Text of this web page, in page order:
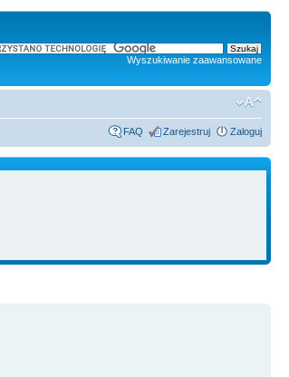
Wyszukiwanie zaawansowane
FAQ Zarejestruj Zaloguj